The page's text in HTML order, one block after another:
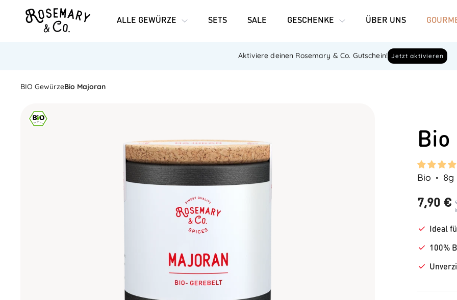
ALLE GEWÜRZE SETS SALE GESCHENKE ÜBER UNS
Aktiviere deinen Rosemary & Co. Gutschein! Jetzt aktivieren
BIO GewürzeBio Majoran
Bio
Bio 8g
7,90 €
Ideal
100%